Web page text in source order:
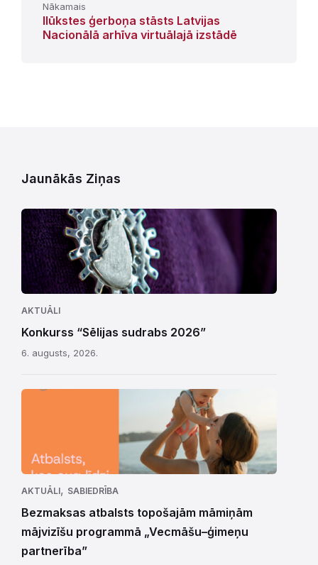
Nākamais
Ilūkstes ģerboņa stāsts Latvijas
Nacionālā arhīva virtuālajā izstādē
Jaunākās Ziņas
AKTUĀLI
Konkurss “Sēlijas sudrabs 2026”
6. augusts, 2026.
AKTUĀLI, SABIEDRĪBA
Bezmaksas atbalsts topošajām māmiņām
mājvizīšu programmā „Vecmāšu–ģimeņu
partnerība”